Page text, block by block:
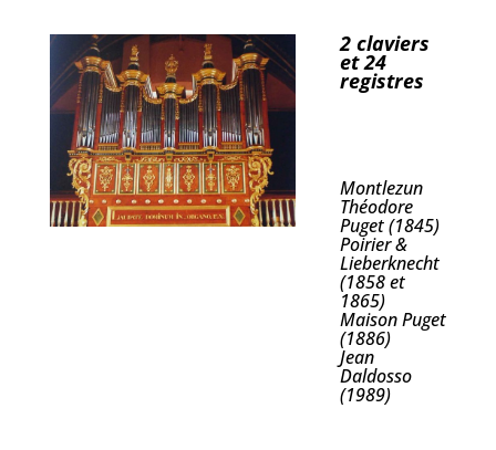
2 claviers
et 24
registres
Montlezun
Théodore
Puget (1845)
Poirier &
Lieberknecht
(1858 et
1865)
Maison Puget
(1886)
Jean
Daldosso
(1989)